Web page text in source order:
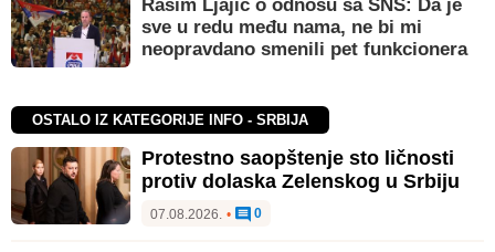
Rasim Ljajić o odnosu sa SNS: Da je
sve u redu među nama, ne bi mi
neopravdano smenili pet funkcionera
OSTALO IZ KATEGORIJE INFO - SRBIJA
Protestno saopštenje sto ličnosti
protiv dolaska Zelenskog u Srbiju
07.08.2026. • 0